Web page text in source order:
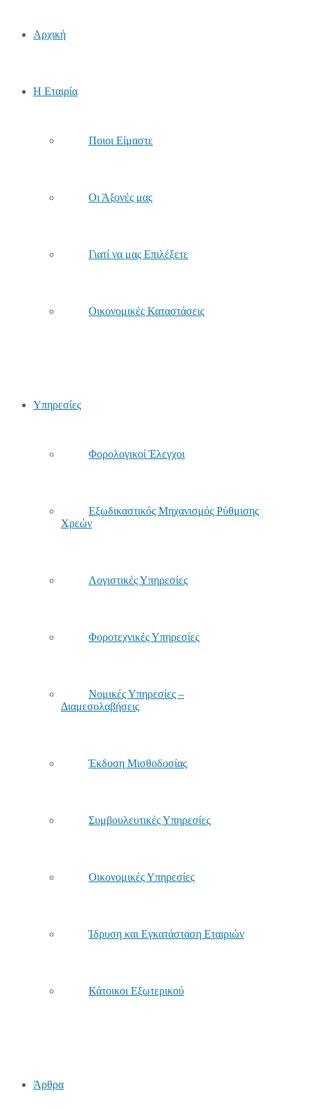
Αρχική
Η Εταιρία
Ποιοι Είμαστε
Οι Άξονές μας
Γιατί να μας Επιλέξετε
Οικονομικές Καταστάσεις
Υπηρεσίες
Φορολογικοί Έλεγχοι
Εξωδικαστικός Μηχανισμός Ρύθμισης
Χρεών
Λογιστικές Υπηρεσίες
Φοροτεχνικές Υπηρεσίες
Νομικές Υπηρεσίες –
Διαμεσολαβήσεις
Έκδοση Μισθοδοσίας
Συμβουλευτικές Υπηρεσίες
Οικονομικές Υπηρεσίες
Ίδρυση και Εγκατάσταση Εταιριών
Κάτοικοι Εξωτερικού
Άρθρα